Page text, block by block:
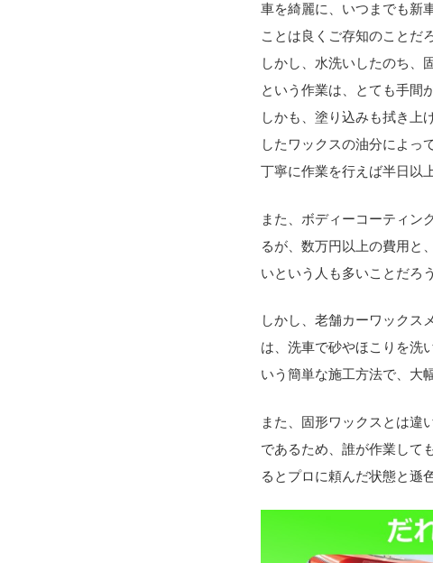
車を綺麗に、いつまでも新
ことは良くご存知のことだろ
しかし、水洗いしたのち、
という作業は、とても手間
しかも、塗り込みも拭き上
したワックスの油分によっ
丁寧に作業を行えば半日以
また、ボディーコーティン
るが、数万円以上の費用と
いという人も多いことだろう
しかし、老舗カーワックス
は、洗車で砂やほこりを洗
いう簡単な施工方法で、大
また、固形ワックスとは違
であるため、誰が作業して
るとプロに頼んだ状態と遜